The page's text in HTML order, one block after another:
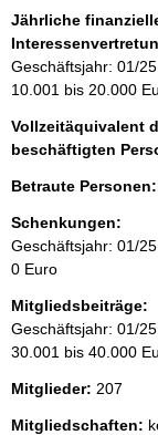
Jährliche
Geschäftsjahr: 01/
10.001 bis 20.000
Vollzeitäquivalent
beschäftigten
Betraute Personen:
Schenkungen:
Geschäftsjahr: 01/
0 Euro
Mitgliedsbeiträge:
Geschäftsjahr: 01/
30.001 bis 40.000
Mitglieder: 207
Mitgliedschaften: